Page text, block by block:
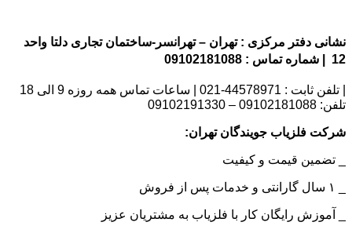
نشانی دفتر مرکزی : تهران – تهرانسر-ساختمان تجاری دلتا واحد
12 | شماره تماس : 09102181088
| تلفن ثابت : 44578971-021 | ساعات تماس همه روزه 9 الی 18
تلفن: 09102181088 – 09102191330
شرکت فلزیاب جویندگان تهران:
_ تضمین قیمت و کیفیت
_ آموزش رایگان کار با فلزیاب به مشتریان عزیز